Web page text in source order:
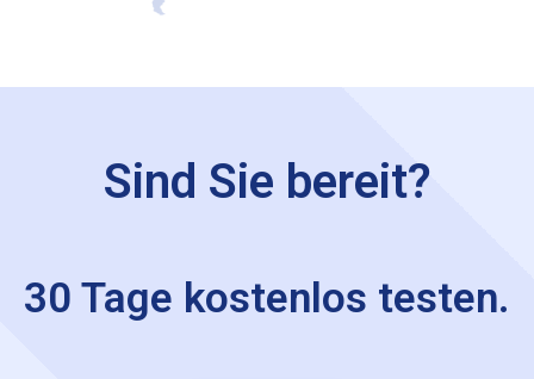
Sind Sie bereit?
30 Tage kostenlos testen.